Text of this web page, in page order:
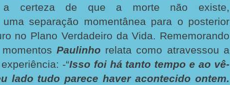
a certeza de que a morte não existe,
uma separação momentânea para o posterior
no Plano Verdadeiro da Vida. Rememorando
Paulinho relata como atravessou a
-“Isso foi há tanto tempo e ao vê-
lado tudo parece haver acontecido ontem.